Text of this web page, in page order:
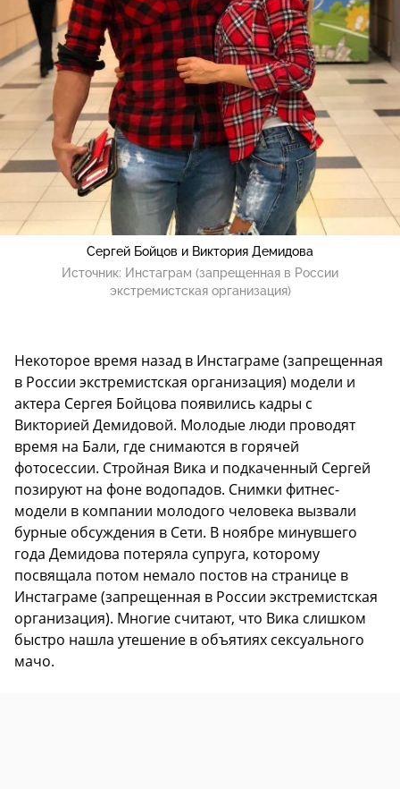
Сергей Бойцов и Виктория Демидова
Источник: Инстаграм (запрещенная в России
экстремистская организация)
Некоторое время назад в Инстаграме (запрещенная
в России экстремистская организация) модели и
актера Сергея Бойцова появились кадры с
Викторией Демидовой. Молодые люди проводят
время на Бали, где снимаются в горячей
фотосессии. Стройная Вика и подкаченный Сергей
позируют на фоне водопадов. Снимки фитнес-
модели в компании молодого человека вызвали
бурные обсуждения в Сети. В ноябре минувшего
года Демидова потеряла супруга, которому
посвящала потом немало постов на странице в
Инстаграме (запрещенная в России экстремистская
организация). Многие считают, что Вика слишком
быстро нашла утешение в объятиях сексуального
мачо.